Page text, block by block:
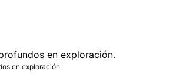
en exploración.